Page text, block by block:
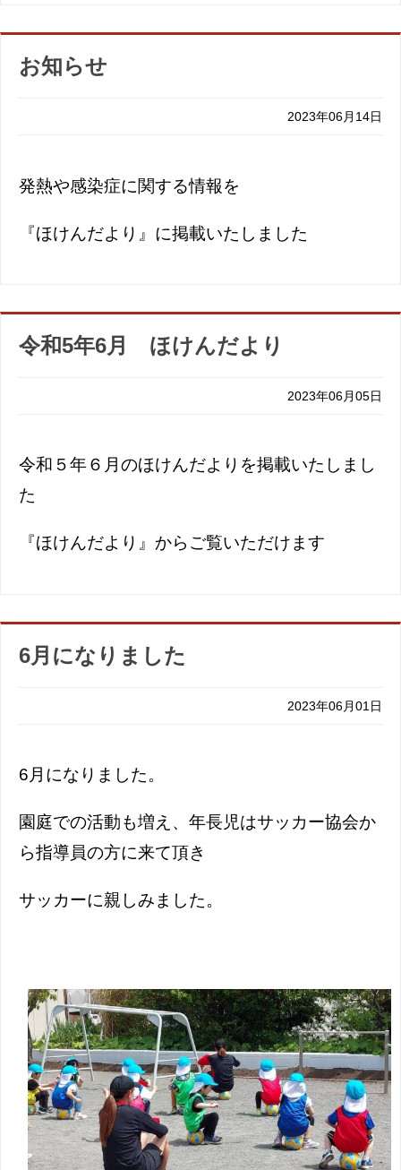
お知らせ
2023年06月14日
発熱や感染症に関する情報を
『ほけんだより』に掲載いたしました
令和5年6月 ほけんだより
2023年06月05日
令和５年６月のほけんだよりを掲載いたしまし
た
『ほけんだより』からご覧いただけます
6月になりました
2023年06月01日
6月になりました。
園庭での活動も増え、年長児はサッカー協会か
ら指導員の方に来て頂き
サッカーに親しみました。